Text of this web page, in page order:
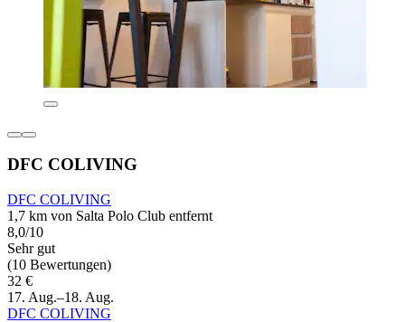
DFC COLIVING
DFC COLIVING
1,7 km von Salta Polo Club entfernt
8,0/10
Sehr gut
(10 Bewertungen)
32 €
17. Aug.–18. Aug.
DFC COLIVING